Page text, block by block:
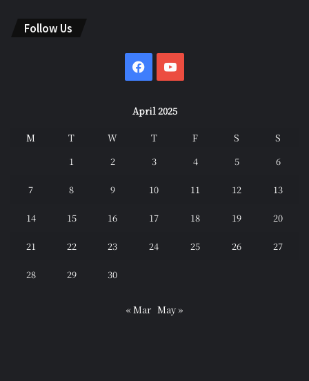
Follow Us
Facebook
April 2025
M T W T F S
S
1
2 3 4 5 6
7 8 9 10 11 12 13
14 15 16 17 18 19 20
21 22 23 24 25 26 27
28 29 30
« Mar May »